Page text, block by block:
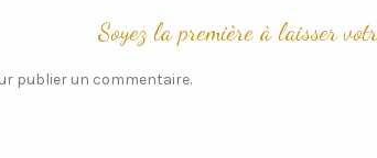
publier un commentaire.